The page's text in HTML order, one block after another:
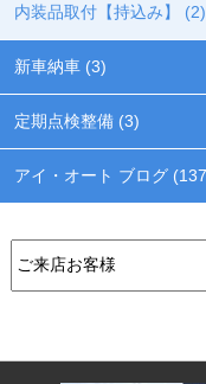
内装品取付【持込み】 (2)
新車納車 (3)
定期点検整備 (3)
アイ・オート ブログ